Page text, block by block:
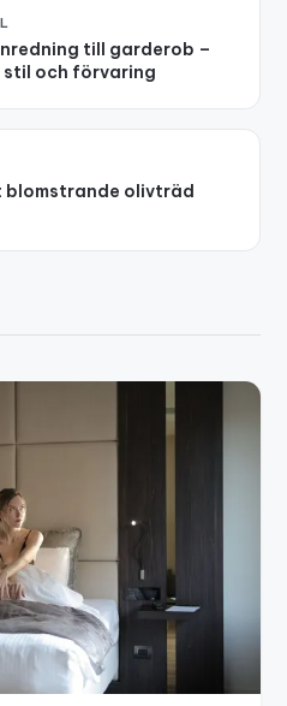
till garderob –
stil och förvaring
olivträd